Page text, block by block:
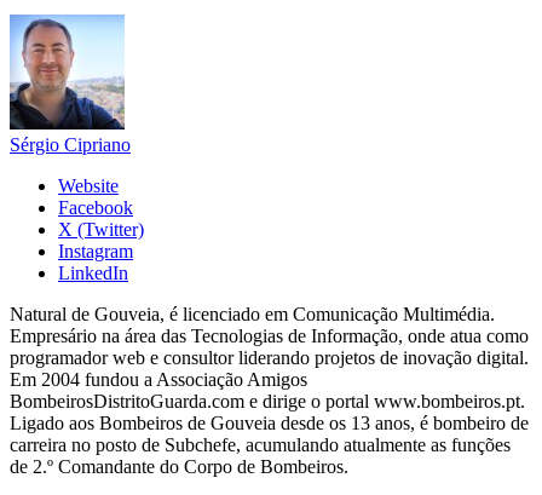
Sérgio Cipriano
Website
Facebook
X (Twitter)
Instagram
LinkedIn
Natural de Gouveia, é licenciado em Comunicação Multimédia.
Empresário na área das Tecnologias de Informação, onde atua como
programador web e consultor liderando projetos de inovação digital.
Em 2004 fundou a Associação Amigos
BombeirosDistritoGuarda.com e dirige o portal www.bombeiros.pt.
Ligado aos Bombeiros de Gouveia desde os 13 anos, é bombeiro de
carreira no posto de Subchefe, acumulando atualmente as funções
de 2.º Comandante do Corpo de Bombeiros.